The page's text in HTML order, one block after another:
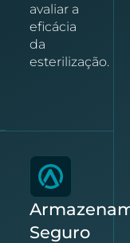
avaliar a
eficácia
da
esterilização.
Seguro